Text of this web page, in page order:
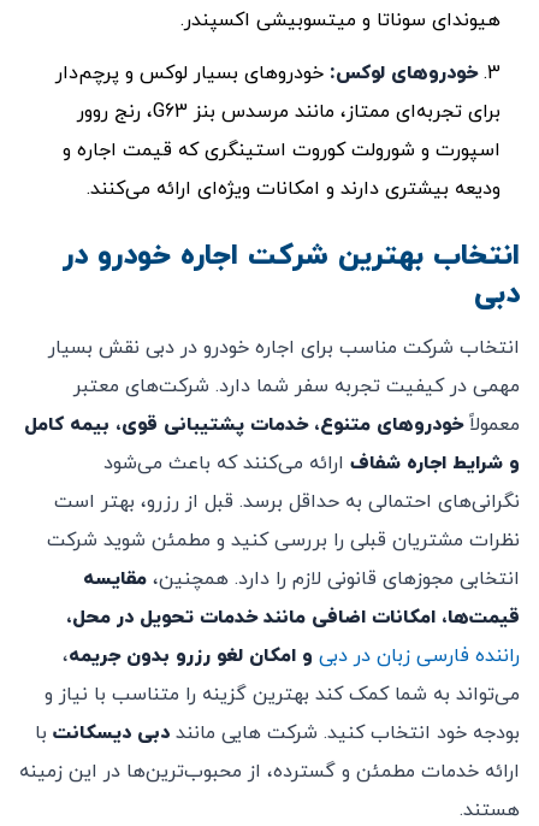
هیوندای سوناتا و میتسوبیشی اکسپندر.
خودروهای لوکس: خودروهای بسیار لوکس و پرچم‌دار
برای تجربه‌ای ممتاز، مانند مرسدس بنز G63، رنج روور
اسپورت و شورولت کوروت استینگری که قیمت اجاره و
ودیعه بیشتری دارند و امکانات ویژه‌ای ارائه می‌کنند.
انتخاب بهترین شرکت اجاره خودرو در
دبی
انتخاب شرکت مناسب برای اجاره خودرو در دبی نقش بسیار
مهمی در کیفیت تجربه سفر شما دارد. شرکت‌های معتبر
معمولاًخودروهای متنوع، خدمات پشتیبانی قوی، بیمه کامل
و شرایط اجاره شفاف ارائه می‌کنند که باعث می‌شود
نگرانی‌های احتمالی به حداقل برسد. قبل از رزرو، بهتر است
نظرات مشتریان قبلی را بررسی کنید و مطمئن شوید شرکت
انتخابی مجوزهای قانونی لازم را دارد. همچنین، مقایسه
قیمت‌ها، امکانات اضافی مانند خدمات تحویل در محل،
راننده فارسی زبان در دبی و امکان لغو رزرو بدون جریمه،
می‌تواند به شما کمک کند بهترین گزینه را متناسب با نیاز و
بودجه خود انتخاب کنید. شرکت هایی مانند دبی دیسکانت با
ارائه خدمات مطمئن و گسترده، از محبوب‌ترین‌ها در این زمینه
هستند.